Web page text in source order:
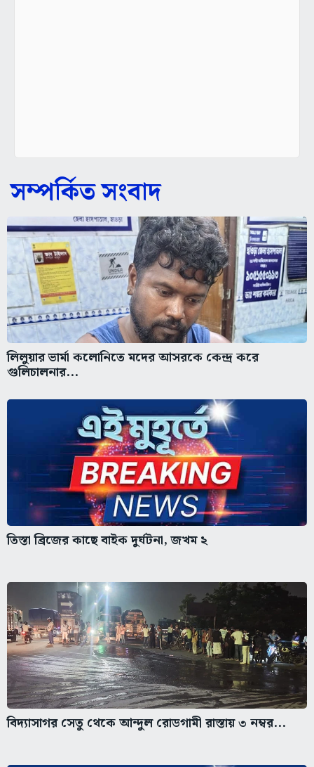
সম্পর্কিত সংবাদ
লিলুয়ার ভার্মা কলোনিতে মদের আসরকে কেন্দ্র করে
গুলিচালনার...
তিস্তা ব্রিজের কাছে বাইক দুর্ঘটনা, জখম ২
বিদ্যাসাগর সেতু থেকে আন্দুল রোডগামী রাস্তায় ৩ নম্বর...